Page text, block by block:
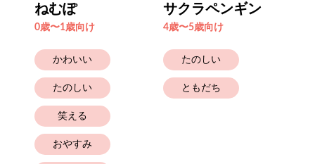
ねむぽ
0歳〜1歳向け
かわいい
たのしい
笑える
おやすみ
サクラペンギン
4歳〜5歳向け
たのしい
ともだち